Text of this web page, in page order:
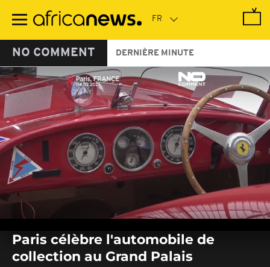
contenu
NO COMMENT DERNIÈRE MINUTE
seconds
seconds
Paris célèbre l'automobile de
collection au Grand Palais